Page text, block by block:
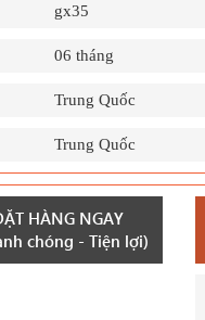
gx35
06 tháng
Trung Quốc
Trung Quốc
HÀNG NGAY
chóng - Tiện lợi)